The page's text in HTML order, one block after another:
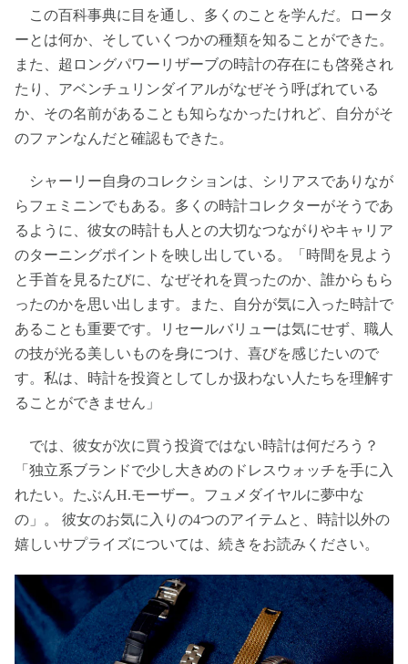
この百科事典に目を通し、多くのことを学んだ。ロータ
ーとは何か、そしていくつかの種類を知ることができた。
また、超ロングパワーリザーブの時計の存在にも啓発され
たり、アベンチュリンダイアルがなぜそう呼ばれている
か、その名前があることも知らなかったけれど、自分がそ
のファンなんだと確認もできた。
シャーリー自身のコレクションは、シリアスでありなが
らフェミニンでもある。多くの時計コレクターがそうであ
るように、彼女の時計も人との大切なつながりやキャリア
のターニングポイントを映し出している。「時間を見よう
と手首を見るたびに、なぜそれを買ったのか、誰からもら
ったのかを思い出します。また、自分が気に入った時計で
あることも重要です。リセールバリューは気にせず、職人
の技が光る美しいものを身につけ、喜びを感じたいので
す。私は、時計を投資としてしか扱わない人たちを理解す
ることができません」
では、彼女が次に買う投資ではない時計は何だろう？
「独立系ブランドで少し大きめのドレスウォッチを手に入
れたい。たぶんH.モーザー。フュメダイヤルに夢中な
の」。 彼女のお気に入りの4つのアイテムと、時計以外の
嬉しいサプライズについては、続きをお読みください。